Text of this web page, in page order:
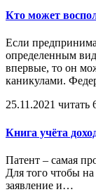
Кто может
Если
определенным
впервые, то он
каникулами.
25.11.2021 читать
Книга учёта
Патент – самая
Для того чтобы
заявление и…